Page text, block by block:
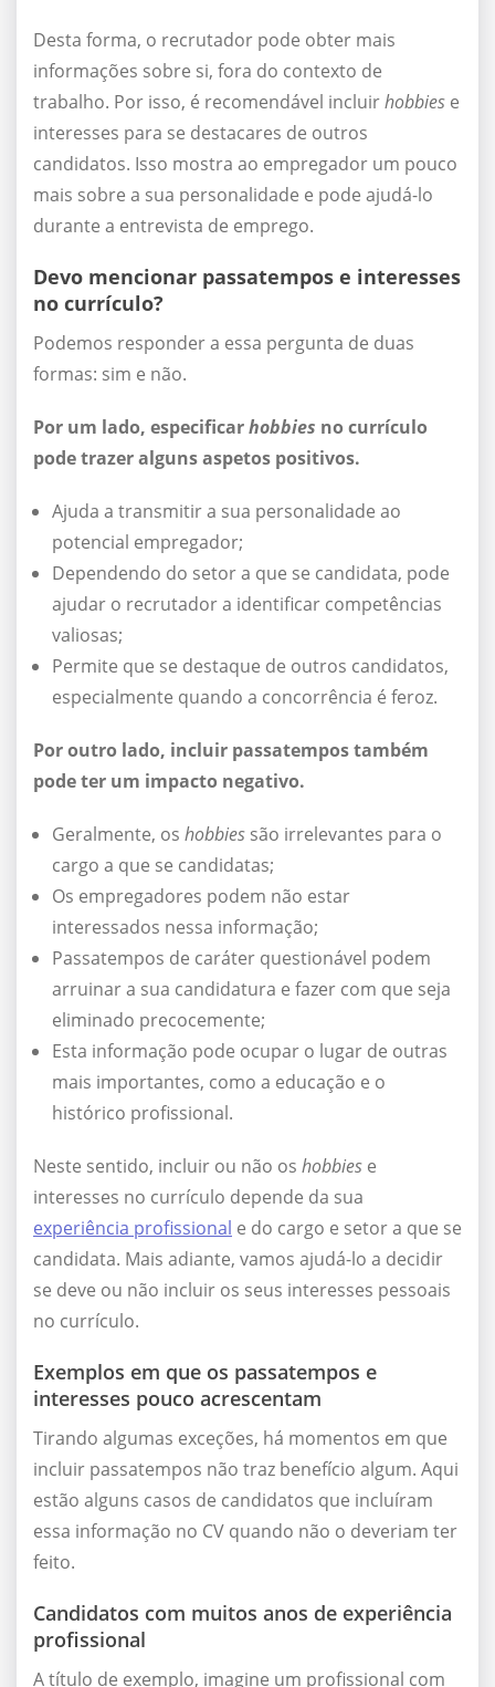
Desta forma, o recrutador pode obter mais
informações sobre si, fora do contexto de
trabalho. Por isso, é recomendável incluirhobbies e
interesses para se destacares de outros
candidatos. Isso mostra ao empregador um pouco
mais sobre a sua personalidade e pode ajudá-lo
durante a entrevista de emprego.
Devo mencionar passatempos e interesses
no currículo?
Podemos responder a essa pergunta de duas
formas: sim e não.
Por um lado, especificarhobbies no currículo
pode trazer alguns aspetos positivos.
Ajuda a transmitir a sua personalidade ao
potencial empregador;
Dependendo do setor a que se candidata, pode
ajudar o recrutador a identificar competências
valiosas;
Permite que se destaque de outros candidatos,
especialmente quando a concorrência é feroz.
Por outro lado, incluir passatempos também
pode ter um impacto negativo.
Geralmente, os hobbies são irrelevantes para o
cargo a que se candidatas;
Os empregadores podem não estar
interessados nessa informação;
Passatempos de caráter questionável podem
arruinar a sua candidatura e fazer com que seja
eliminado precocemente;
Esta informação pode ocupar o lugar de outras
mais importantes, como a educação e o
histórico profissional.
Neste sentido, incluir ou não os hobbies e
interesses no currículo depende da sua
experiência profissional e do cargo e setor a que se
candidata. Mais adiante, vamos ajudá-lo a decidir
se deve ou não incluir os seus interesses pessoais
no currículo.
Exemplos em que os passatempos e
interesses pouco acrescentam
Tirando algumas exceções, há momentos em que
incluir passatempos não traz benefício algum. Aqui
estão alguns casos de candidatos que incluíram
essa informação no CV quando não o deveriam ter
feito.
Candidatos com muitos anos de experiência
profissional
A título de exemplo, imagine um profissional com